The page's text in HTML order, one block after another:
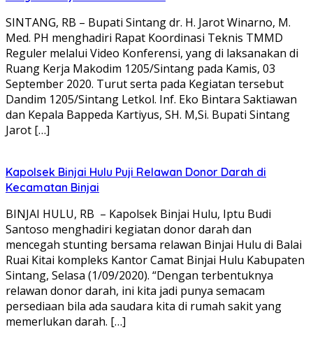
SINTANG, RB – Bupati Sintang dr. H. Jarot Winarno, M.
Med. PH menghadiri Rapat Koordinasi Teknis TMMD
Reguler melalui Video Konferensi, yang di laksanakan di
Ruang Kerja Makodim 1205/Sintang pada Kamis, 03
September 2020. Turut serta pada Kegiatan tersebut
Dandim 1205/Sintang Letkol. Inf. Eko Bintara Saktiawan
dan Kepala Bappeda Kartiyus, SH. M,Si. Bupati Sintang
Jarot […]
Kapolsek Binjai Hulu Puji Relawan Donor Darah di
Kecamatan Binjai
BINJAI HULU, RB – Kapolsek Binjai Hulu, Iptu Budi
Santoso menghadiri kegiatan donor darah dan
mencegah stunting bersama relawan Binjai Hulu di Balai
Ruai Kitai kompleks Kantor Camat Binjai Hulu Kabupaten
Sintang, Selasa (1/09/2020). “Dengan terbentuknya
relawan donor darah, ini kita jadi punya semacam
persediaan bila ada saudara kita di rumah sakit yang
memerlukan darah. […]